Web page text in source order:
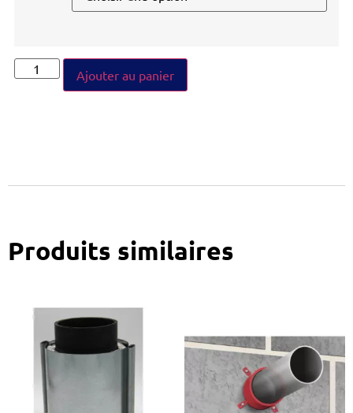
Ajouter au panier
Produits similaires